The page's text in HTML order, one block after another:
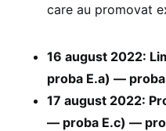
care au promovat
16 august 2022:
proba E.a) —
17 august 2022:
— proba E.c) —